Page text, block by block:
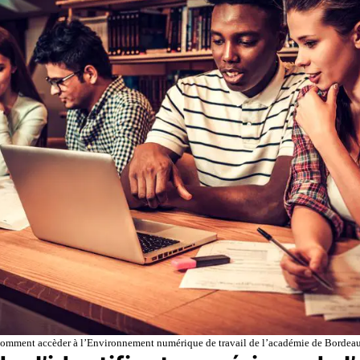
accèder à l’Environnement numérique de travail de l’académie de